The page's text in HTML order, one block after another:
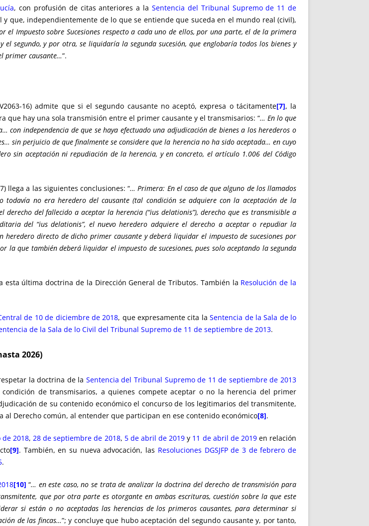
, con profusión de citas anteriores a la Sentencia del Tribunal Supremo de 11 de
que, independientemente de lo que se entiende que suceda en el mundo real (civil),
Impuesto sobre Sucesiones respecto a cada uno de ellos, por una parte, el de la primera
segundo, y por otra, se liquidaría la segunda sucesión, que englobaría todos los bienes y
primer causante…”.
16) admite que si el segundo causante no aceptó, expresa o tácitamente[7], la
que hay una sola transmisión entre el primer causante y el transmisarios: “… En lo que
independencia de que se haya efectuado una adjudicación de bienes a los herederos o
sin perjuicio de que finalmente se considere que la herencia no ha sido aceptada… en cuyo
sin aceptación ni repudiación de la herencia, y en concreto, el artículo 1.006 del Código
llega a las siguientes conclusiones: “… Primera: En el caso de que alguno de los llamados
no era heredero del causante (tal condición se adquiere con la aceptación de la
del fallecido a aceptar la herencia (“ius delationis”), derecho que es transmisible a
del “ius delationis”, el nuevo heredero adquiere el derecho a aceptar o repudiar la
directo de dicho primer causante y deberá liquidar el impuesto de sucesiones por
la que también deberá liquidar el impuesto de sucesiones, pues solo aceptando la segunda
esta última doctrina de la Dirección General de Tributos. También la Resolución de la
de 10 de diciembre de 2018, que expresamente cita laSentencia de la Sala de lo
de la Sala de lo Civil del Tribunal Supremo de 11 de septiembre de 2013.
2026)
la doctrina de la Sentencia del Tribunal Supremo de 11 de septiembre de 2013
de transmisarios, a quienes compete aceptar o no la herencia del primer
de su contenido económico el concurso de los legitimarios del transmitente,
Derecho común, al entender que participan en ese contenido económico[8].
2018,28 de septiembre de 2018, 5 de abril de 2019 y 11 de abril de 2019en relación
[9]. También, en su nueva advocación, las Resoluciones DGSJFP de 3 de febrero de
.
[10] “… en este caso, no se trata de analizar la doctrina del derecho de transmisión para
que por otra parte es otorgante en ambas escrituras, cuestión sobre la que este
si están o no aceptadas las herencias de los primeros causantes, para determinar si
de las fincas…”; y concluye que hubo aceptación del segundo causante y, por tanto,